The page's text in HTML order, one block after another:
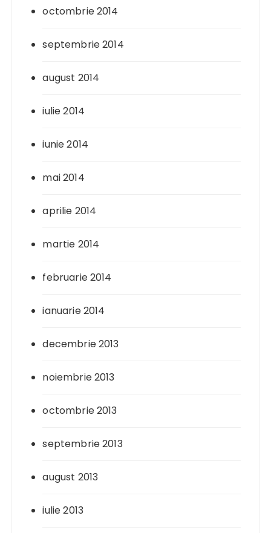
octombrie 2014
septembrie 2014
august 2014
iulie 2014
iunie 2014
mai 2014
aprilie 2014
martie 2014
februarie 2014
ianuarie 2014
decembrie 2013
noiembrie 2013
octombrie 2013
septembrie 2013
august 2013
iulie 2013